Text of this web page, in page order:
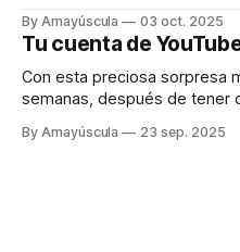
con la idea de superar el
paupérrimo. En Instagram lo
By Amayúscula 03 oct. 2025
Tu cuenta de
Con esta preciosa sorpresa
semanas, después de tener
principal había sido
By Amayúscula 23 sep. 2025